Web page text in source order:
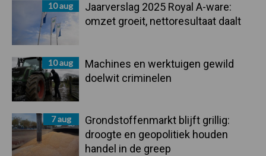
10 aug
Jaarverslag 2025 Royal A-ware:
omzet groeit, nettoresultaat daalt
10 aug
Machines en werktuigen gewild
doelwit criminelen
7 aug
Grondstoffenmarkt blijft grillig:
droogte en geopolitiek houden
handel in de greep